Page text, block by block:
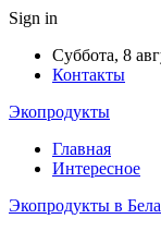
Sign in
Суббота, 8
Контакты
Экопродукты
Главная
Интересное
Экопродукты в